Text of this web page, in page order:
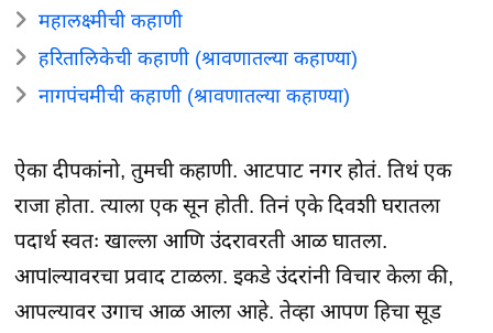
महालक्ष्मीची कहाणी
हरितालिकेची कहाणी (श्रावणातल्या कहाण्या)
नागपंचमीची कहाणी (श्रावणातल्या कहाण्या)
ऐका दीपकांनो, तुमची कहाणी. आटपाट नगर होतं. तिथं एक
राजा होता. त्याला एक सून होती. तिनं एके दिवशी घरातला
पदार्थ स्वतः खाल्ला आणि उंदरावरती आळ घातला.
आपlल्यावरचा प्रवाद टाळला. इकडे उंदरांनी विचार केला की,
आपल्यावर उगाच आळ आला आहे. तेव्हा आपण हिचा सूड